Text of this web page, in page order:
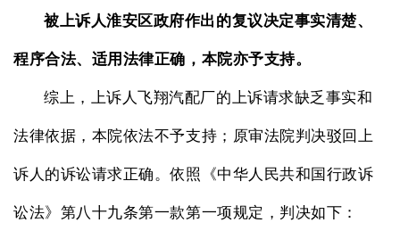
被上诉人淮安区政府作出的复议决定事实清楚、
程序合法、适用法律正确，本院亦予支持。
综上，上诉人飞翔汽配厂的上诉请求缺乏事实和
法律依据，本院依法不予支持；原审法院判决驳回上
诉人的诉讼请求正确。依照《中华人民共和国行政诉
讼法》第八十九条第一款第一项规定，判决如下：